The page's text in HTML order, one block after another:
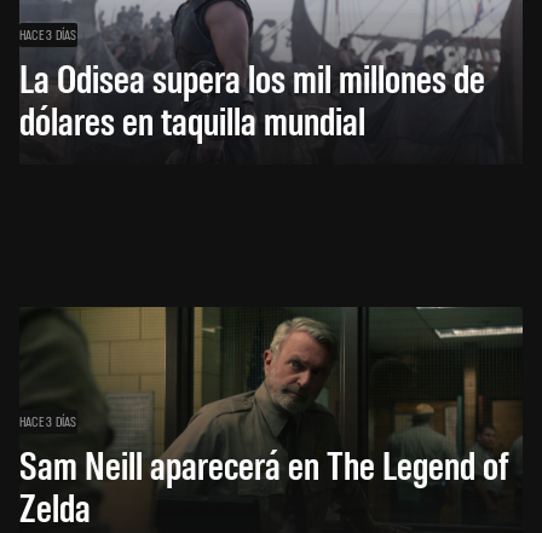
HACE 3 DÍAS
La Odisea supera los mil millones de
dólares en taquilla mundial
HACE 3 DÍAS
Sam Neill aparecerá en The Legend of
Zelda